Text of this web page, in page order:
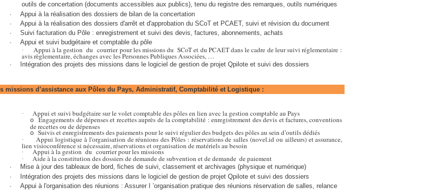
outils de concertation (documents accessibles aux publics), tenu du registre des remarques, outils numériques
· Appui à la réalisation des dossiers de bilan de la concertation
· Appui à la réalisation des dossiers d'arrêt et d'approbation du SCoT et PCAET, suivi et révision du document
· Suivi facturation du Pôle : enregistrement et suivi des devis, factures, abonnements, achats
·
Appui et suivi budgétaire et comptable du pôle
·
Appui à la gestion du courrier pour les missions du SCoT et du PCAET dans le cadre de leur suivi réglementaire :
avis règlementaire, échanges avec les Personnes Publiques Associées, …
·
Intégration des projets des missions dans le logiciel de gestion de projet Qpilote et suivi des dossiers
missions d’assistance aux Pôles du Pays, Administratif, Comptabilité et Logistique :
· Appui et suivi budgétaire sur le volet comptable des pôles en lien avec la gestion comptable au Pays
o Engagements de dépenses et recettes auprès de la comptabilité : enregistrement des devis et factures, conventions
de recettes ou de dépenses
o Suivis et enregistrements des paiements pour le suivi régulier des budgets des pôles au sein d’outils dédiés
· Appui logistique à l'organisation de réunions des Pôles : réservations de salles (novel.id ou ailleurs) et assurance,
lien visioconférence si nécessaire, réservations et organisation de matériels au besoin
· Appui à la gestion du courrier pour les missions
· Aide à la constitution des dossiers de demande de subvention et de demande de paiement
·
Mise à jour des tableaux de bord, fiches de suivi, classement et archivages (physique et numérique)
· Intégration des projets des missions dans le logiciel de gestion de projet Qpilote et suivi des dossiers
·
Appui à l'organisation des réunions : Assurer I ’organisation pratique des réunions réservation de salles, relance